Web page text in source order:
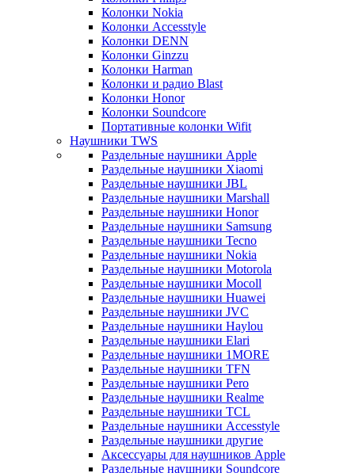
Колонки Nokia
Колонки Accesstyle
Колонки DENN
Колонки Ginzzu
Колонки Harman
Колонки и радио Blast
Колонки Honor
Колонки Soundcore
Портативные колонки Wifit
Наушники TWS
Раздельные наушники Apple
Раздельные наушники Xiaomi
Раздельные наушники JBL
Раздельные наушники Marshall
Раздельные наушники Honor
Раздельные наушники Samsung
Раздельные наушники Tecno
Раздельные наушники Nokia
Раздельные наушники Motorola
Раздельные наушники Mocoll
Раздельные наушники Huawei
Раздельные наушники JVC
Раздельные наушники Haylou
Раздельные наушники Elari
Раздельные наушники 1MORE
Раздельные наушники TFN
Раздельные наушники Pero
Раздельные наушники Realme
Раздельные наушники TCL
Раздельные наушники Accesstyle
Раздельные наушники другие
Аксессуары для наушников Apple
Раздельные наушники Soundcore